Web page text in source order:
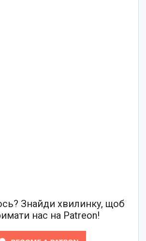
Знайди хвилинку, щоб
нас на Patreon!